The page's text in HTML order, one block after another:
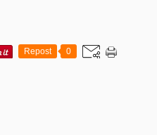
Repost 0